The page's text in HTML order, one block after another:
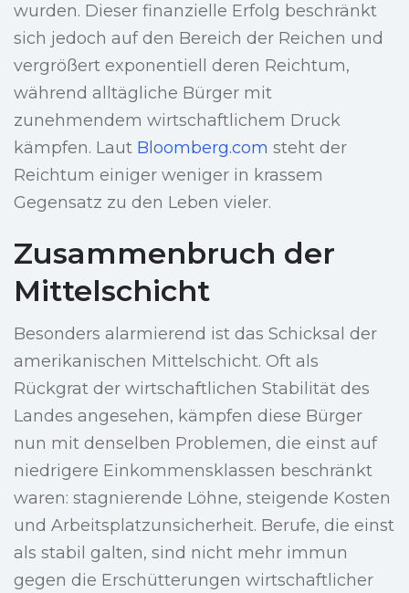
wurden. Dieser finanzielle Erfolg beschränkt
sich jedoch auf den Bereich der Reichen und
vergrößert exponentiell deren Reichtum,
während alltägliche Bürger mit
zunehmendem wirtschaftlichem Druck
kämpfen. Laut Bloomberg.com steht der
Reichtum einiger weniger in krassem
Gegensatz zu den Leben vieler.
Zusammenbruch der
Mittelschicht
Besonders alarmierend ist das Schicksal der
amerikanischen Mittelschicht. Oft als
Rückgrat der wirtschaftlichen Stabilität des
Landes angesehen, kämpfen diese Bürger
nun mit denselben Problemen, die einst auf
niedrigere Einkommensklassen beschränkt
waren: stagnierende Löhne, steigende Kosten
und Arbeitsplatzunsicherheit. Berufe, die einst
als stabil galten, sind nicht mehr immun
gegen die Erschütterungen wirtschaftlicher